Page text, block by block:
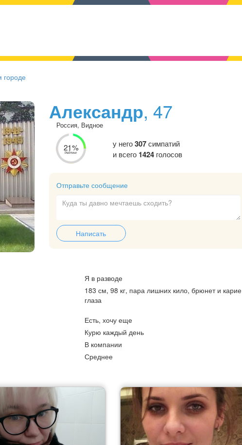
городе
Александр, 47
Россия, Видное
21%
Рейтинг
у него307симпатий
и всего 1424голосов
Отправьте сообщение
Написать
Я в разводе
183 см, 98 кг, пара лишних кило, брюнет и карие
глаза
Есть, хочу еще
Курю каждый день
В компании
Среднее